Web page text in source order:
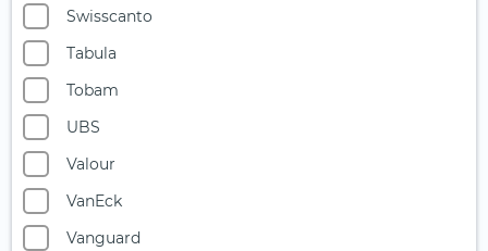
Swisscanto
Tabula
Tobam
UBS
Valour
VanEck
Vanguard